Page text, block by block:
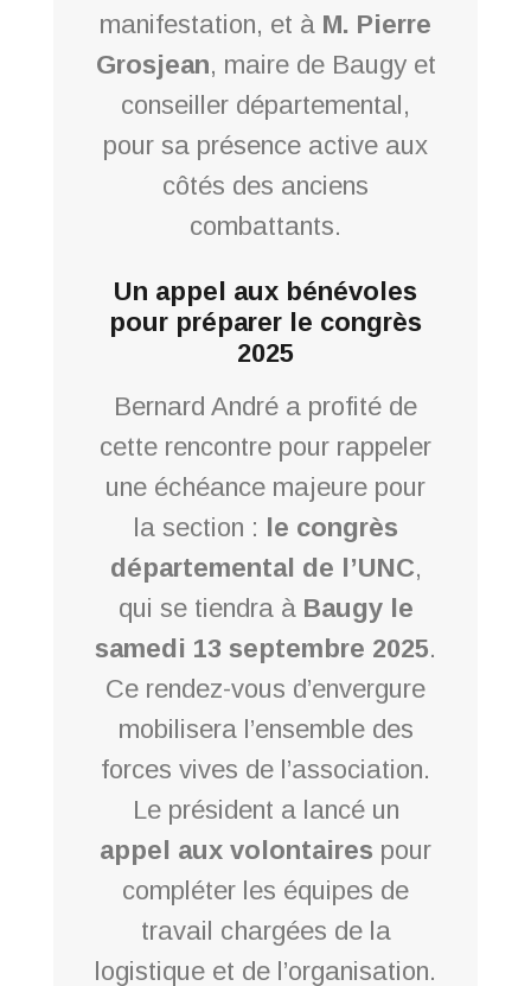
manifestation, et à M. Pierre
Grosjean, maire de Baugy et
conseiller départemental,
pour sa présence active aux
côtés des anciens
combattants.
Un appel aux bénévoles
pour préparer le congrès
2025
Bernard André a profité de
cette rencontre pour rappeler
une échéance majeure pour
la section : le congrès
départemental de l’UNC,
qui se tiendra à Baugy le
samedi 13 septembre 2025.
Ce rendez-vous d’envergure
mobilisera l’ensemble des
forces vives de l’association.
Le président a lancé un
appel aux volontaires pour
compléter les équipes de
travail chargées de la
logistique et de l’organisation.